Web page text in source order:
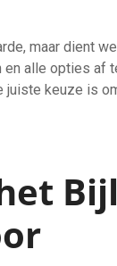
maar dient
alle opties af
keuze is